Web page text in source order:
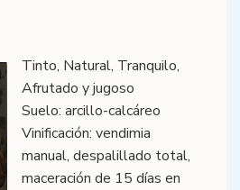
Tinto, Natural, Tranquilo,
Afrutado y jugoso
Suelo: arcillo-calcáreo
Vinificación: vendimia
manual, despalillado total,
maceración de 15 días en